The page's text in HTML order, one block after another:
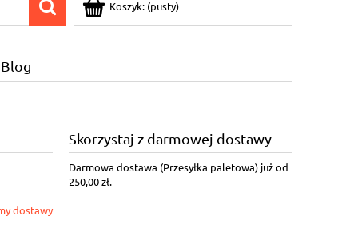
Koszyk: (pusty)
Blog
dostawy
Skorzystaj z darmowej dostawy
Darmowa dostawa (Przesyłka paletowa) już od
250,00 zł.